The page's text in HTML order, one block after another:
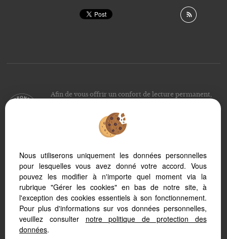
Afin de vous offrir un confort de lecture permanent,
notre site s’adapte automatiquement aux différents types
d'écrans
Logiciel immobilier
Création site immobilier
Référencement immobilier
Nous utiliserons uniquement les données personnelles
pour lesquelles vous avez donné votre accord. Vous
pouvez les modifier à n'importe quel moment via la
rubrique "Gérer les cookies" en bas de notre site, à
l'exception des cookies essentiels à son fonctionnement.
Pour plus d'informations sur vos données personnelles,
veuillez consulter notre politique de protection des
données.